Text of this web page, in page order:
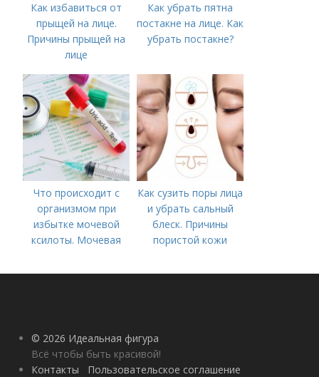
Как избавиться от
прыщей на лице.
Причины прыщей на
лице
Как убрать пятна
постакне на лице. Как
убрать постакне?
Что происходит с
организмом при
избытке мочевой
ксилоты. Мочевая
норма и отклонения
Как сузить поры лица
и убрать сальный
блеск. Причины
пористой кожи
© 2026 Идеальная фигура
Всё чтобы быть красивой!
Контакты
Пользовательское соглашение